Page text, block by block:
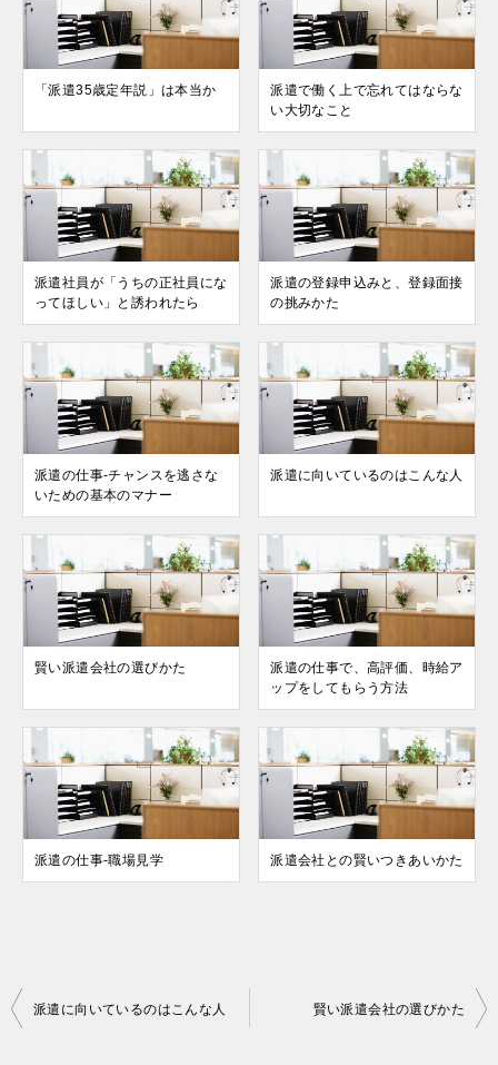
「派遣35歳定年説」は本当か
派遣で働く上で忘れてはならな
い大切なこと
派遣社員が「うちの正社員にな
ってほしい」と誘われたら
派遣の登録申込みと、登録面接
の挑みかた
派遣の仕事-チャンスを逃さな
いための基本のマナー
派遣に向いているのはこんな人
賢い派遣会社の選びかた
派遣の仕事で、高評価、時給ア
ップをしてもらう方法
派遣の仕事-職場見学 派遣会社との賢いつきあいかた
投
派遣に向いているのはこんな人 賢い派遣会社の選びかた